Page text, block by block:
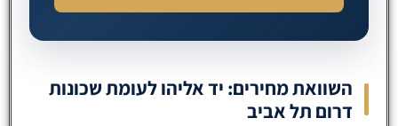
השוואת מחירים: יד אליהו לעומת שכונות
דרום תל אביב